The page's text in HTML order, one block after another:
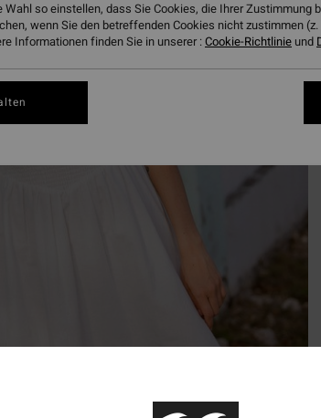
Wahl so einstellen, dass Sie Cookies, die Ihrer Zustimmung
wenn Sie den betreffenden Cookies nicht zustimmen
Informationen finden Sie in unserer :Cookie-Richtlinie und